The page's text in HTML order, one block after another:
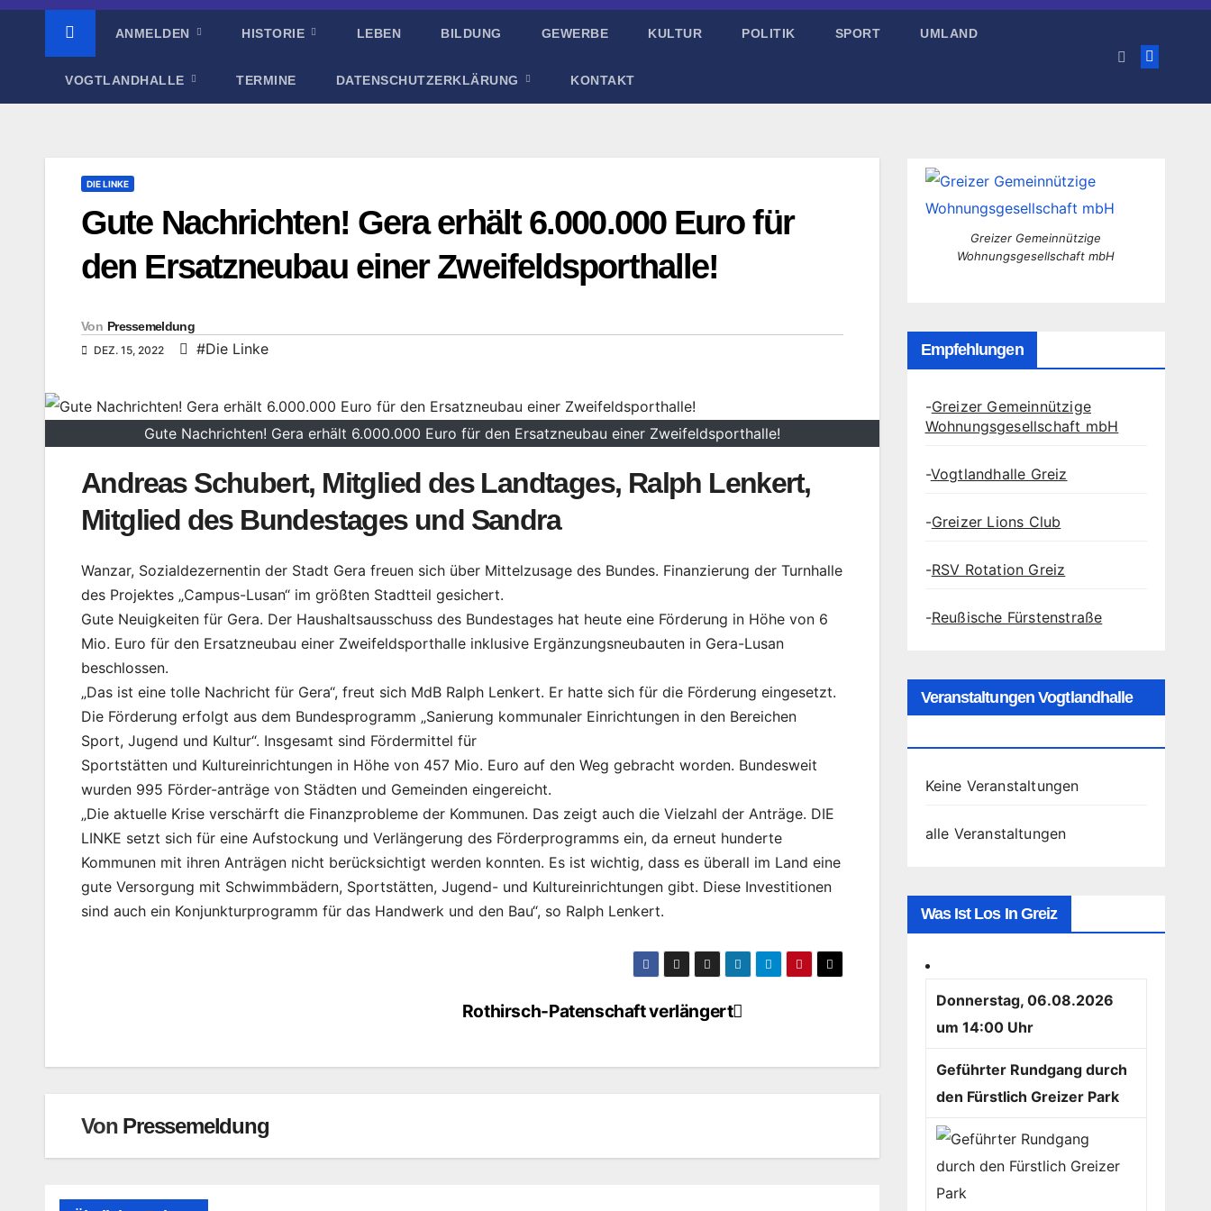
ANMELDEN HISTORIE LEBEN BILDUNG GEWERBE KULTUR POLITIK SPORT UMLAND
VOGTLANDHALLE TERMINE DATENSCHUTZERKLÄRUNG KONTAKT
DIE LINKE
Gute Nachrichten! Gera erhält 6.000.000 Euro für
den Ersatzneubau einer Zweifeldsporthalle!
Von Pressemeldung
DEZ. 15, 2022 #Die Linke
Gute Nachrichten! Gera erhält 6.000.000 Euro für den Ersatzneubau einer Zweifeldsporthalle!
Andreas Schubert, Mitglied des Landtages, Ralph Lenkert,
Mitglied des Bundestages und Sandra
Wanzar, Sozialdezernentin der Stadt Gera freuen sich über Mittelzusage des Bundes. Finanzierung der Turnhalle
des Projektes „Campus-Lusan“ im größten Stadtteil gesichert.
Gute Neuigkeiten für Gera. Der Haushaltsausschuss des Bundestages hat heute eine Förderung in Höhe von 6
Mio. Euro für den Ersatzneubau einer Zweifeldsporthalle inklusive Ergänzungsneubauten in Gera-Lusan
beschlossen.
„Das ist eine tolle Nachricht für Gera“, freut sich MdB Ralph Lenkert. Er hatte sich für die Förderung eingesetzt.
Die Förderung erfolgt aus dem Bundesprogramm „Sanierung kommunaler Einrichtungen in den Bereichen
Sport, Jugend und Kultur“. Insgesamt sind Fördermittel für
Sportstätten und Kultureinrichtungen in Höhe von 457 Mio. Euro auf den Weg gebracht worden. Bundesweit
wurden 995 Förder-anträge von Städten und Gemeinden eingereicht.
„Die aktuelle Krise verschärft die Finanzprobleme der Kommunen. Das zeigt auch die Vielzahl der Anträge. DIE
LINKE setzt sich für eine Aufstockung und Verlängerung des Förderprogramms ein, da erneut hunderte
Kommunen mit ihren Anträgen nicht berücksichtigt werden konnten. Es ist wichtig, dass es überall im Land eine
gute Versorgung mit Schwimmbädern, Sportstätten, Jugend- und Kultureinrichtungen gibt. Diese Investitionen
sind auch ein Konjunkturprogramm für das Handwerk und den Bau“, so Ralph Lenkert.
Rothirsch-Patenschaft verlängert
Von Pressemeldung
Greizer Gemeinnützige
Wohnungsgesellschaft mbH
Empfehlungen
-Greizer Gemeinnützige
Wohnungsgesellschaft mbH
-Vogtlandhalle Greiz
-Greizer Lions Club
-RSV Rotation Greiz
-Reußische Fürstenstraße
Veranstaltungen Vogtlandhalle
Keine Veranstaltungen
alle Veranstaltungen
Was Ist Los In Greiz
Donnerstag, 06.08.2026
um 14:00 Uhr
Geführter Rundgang durch
den Fürstlich Greizer Park